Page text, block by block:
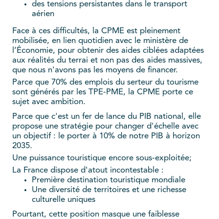
des tensions persistantes dans le transport
aérien
Face à ces difficultés, la CPME est pleinement
mobilisée, en lien quotidien avec le ministère de
l’Économie, pour obtenir des aides ciblées adaptées
aux réalités du terrai et non pas des aides massives,
que nous n'avons pas les moyens de financer.
Parce que 70% des emplois du serteur du tourisme
sont générés par les TPE-PME, la CPME porte ce
sujet avec ambition.
Parce que c'est un fer de lance du PIB national, elle
propose une stratégie pour changer d'échelle avec
un objectif : le porter à 10% de notre PIB à horizon
2035.
Une puissance touristique encore sous-exploitée;
La France dispose d'atout incontestable :
Première destination touristique mondiale
Une diversité de territoires et une richesse
culturelle uniques
Pourtant, cette position masque une faiblesse